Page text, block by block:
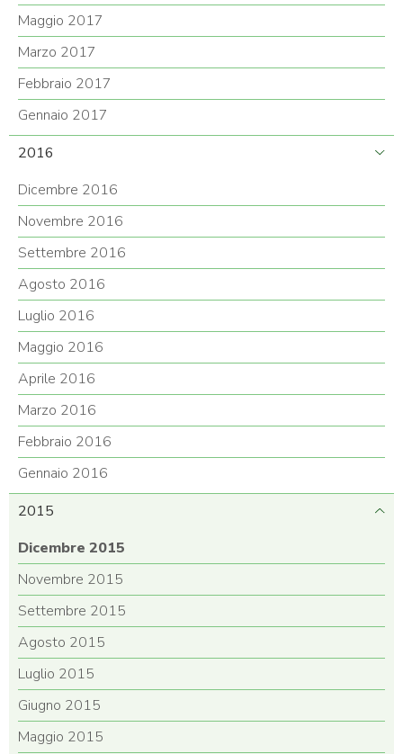
Maggio 2017
Marzo 2017
Febbraio 2017
Gennaio 2017
2016
Dicembre 2016
Novembre 2016
Settembre 2016
Agosto 2016
Luglio 2016
Maggio 2016
Aprile 2016
Marzo 2016
Febbraio 2016
Gennaio 2016
2015
Dicembre 2015
Novembre 2015
Settembre 2015
Agosto 2015
Luglio 2015
Giugno 2015
Maggio 2015